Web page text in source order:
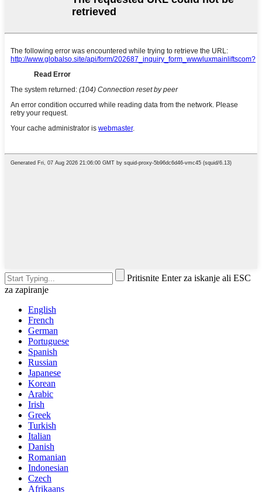
Pritisnite Enter za iskanje ali ESC
za zapiranje
English
French
German
Portuguese
Spanish
Russian
Japanese
Korean
Arabic
Irish
Greek
Turkish
Italian
Danish
Romanian
Indonesian
Czech
Afrikaans